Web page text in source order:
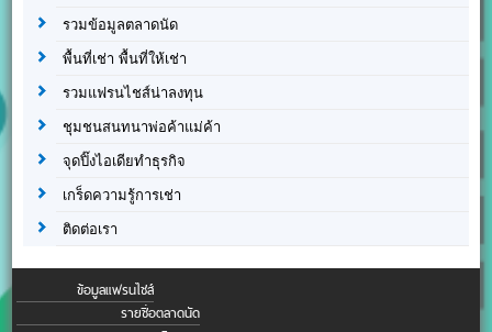
รวมข้อมูลตลาดนัด
พื้นที่เช่า พื้นที่ให้เช่า
รวมแฟรนไชส์น่าลงทุน
ชุมชนสนทนาพ่อค้าแม่ค้า
จุดปิ๊งไอเดียทำธุรกิจ
เกร็ดความรู้การเช่า
ติดต่อเรา
ข้อมูลแฟรนไชส์
รายชื่อตลาดนัด